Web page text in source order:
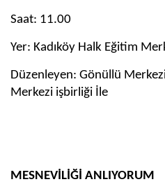
Saat: 11.00
Yer: Kadıköy Halk Eğitim
Düzenleyen: Gönüllü
Merkezi işbirliği İle
MESNEVİLİĞİ ANLIYORUM